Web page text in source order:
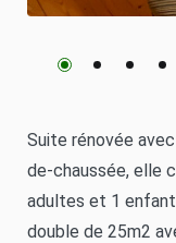
Suite rénovée
de-chaussée, elle
adultes et 1
double de 25m2